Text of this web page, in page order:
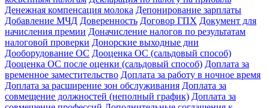
Денежная компенсация молока Депонирование зарплаты
Добавление МЧД Доверенность Договор ГПХ Документ для
начисления премии Доначисление налогов по результатам
налоговой проверки Донорские выходные дни
Дооборудование ОС Дооценка ОС (сальдовый способ)
Дооценка ОС после оценки (сальдовый способ) Доплата за
временное заместительство Доплата за работу в ночное время
Доплата за расширение зон обслуживания Доплата за
совмещение должностей (неполный график) Доплата за